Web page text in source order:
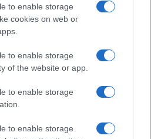
to enable storage
cookies on web or
to enable storage
of the website or app.
to enable storage
to enable storage
in un più ampio dibattito
della memoria della
legati al conflitto israelo-
una controversia
il memoriale di
dove era stato vietato
dell’area del campo.
confermato